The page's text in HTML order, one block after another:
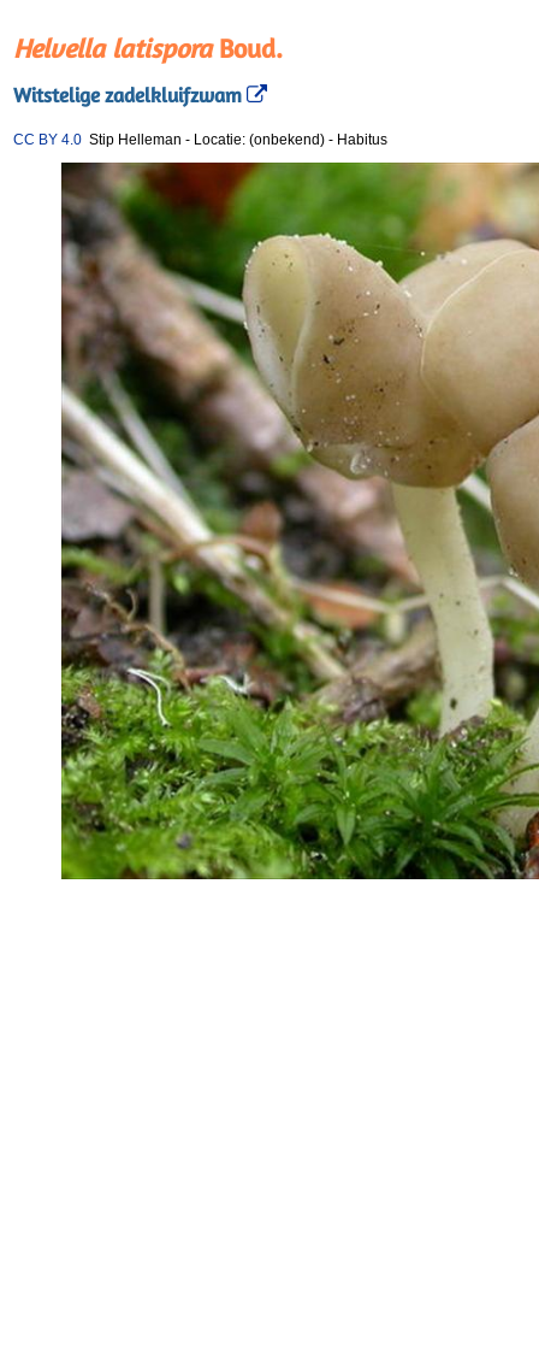
Helvella latisporaBoud.
Witstelige zadelkluifzwam
CC BY 4.0 Stip Helleman - Locatie: (onbekend) - Habitus